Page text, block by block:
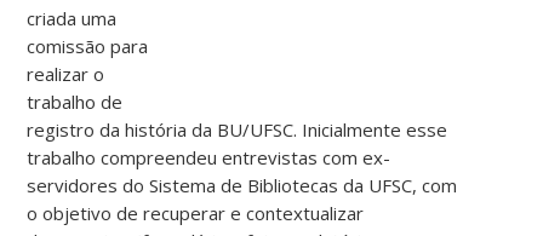
criada uma
comissão para
realizar o
trabalho de
registro da história da BU/UFSC. Inicialmente esse
trabalho compreendeu entrevistas com ex-
servidores do Sistema de Bibliotecas da UFSC, com
o objetivo de recuperar e contextualizar